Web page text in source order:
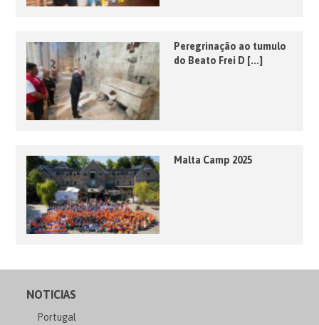
Peregrinação ao tumulo
do Beato Frei D [...]
Malta Camp 2025
NOTICIAS
Portugal